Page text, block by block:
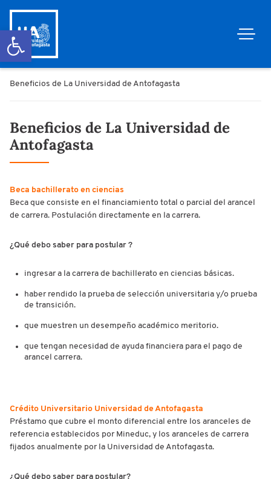
Abrir barra de herramientas
Beneficios de La Universidad de Antofagasta
Beneficios de La Universidad de
Antofagasta
Beca bachillerato en ciencias
Beca que consiste en el financiamiento total o parcial del arancel
de carrera. Postulación directamente en la carrera.
¿Qué debo saber para postular ?
ingresar a la carrera de bachillerato en ciencias básicas.
haber rendido la prueba de selección universitaria y/o prueba
de transición.
que muestren un desempeño académico meritorio.
que tengan necesidad de ayuda financiera para el pago de
arancel carrera.
Crédito Universitario Universidad de Antofagasta
Préstamo que cubre el monto diferencial entre los aranceles de
referencia establecidos por Mineduc, y los aranceles de carrera
fijados anualmente por la Universidad de Antofagasta.
¿Qué debo saber para postular?